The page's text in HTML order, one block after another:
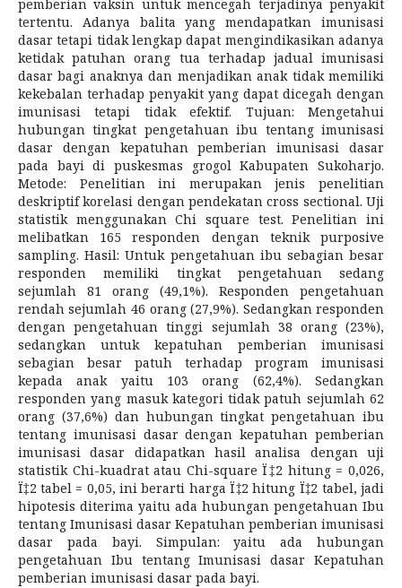
pemberian vaksin untuk mencegah terjadinya penyakit
tertentu. Adanya balita yang mendapatkan imunisasi
dasar tetapi tidak lengkap dapat mengindikasikan adanya
ketidak patuhan orang tua terhadap jadual imunisasi
dasar bagi anaknya dan menjadikan anak tidak memiliki
kekebalan terhadap penyakit yang dapat dicegah dengan
imunisasi tetapi tidak efektif. Tujuan: Mengetahui
hubungan tingkat pengetahuan ibu tentang imunisasi
dasar dengan kepatuhan pemberian imunisasi dasar
pada bayi di puskesmas grogol Kabupaten Sukoharjo.
Metode: Penelitian ini merupakan jenis penelitian
deskriptif korelasi dengan pendekatan cross sectional. Uji
statistik menggunakan Chi square test. Penelitian ini
melibatkan 165 responden dengan teknik purposive
sampling. Hasil: Untuk pengetahuan ibu sebagian besar
responden memiliki tingkat pengetahuan sedang
sejumlah 81 orang (49,1%). Responden pengetahuan
rendah sejumlah 46 orang (27,9%). Sedangkan responden
dengan pengetahuan tinggi sejumlah 38 orang (23%),
sedangkan untuk kepatuhan pemberian imunisasi
sebagian besar patuh terhadap program imunisasi
kepada anak yaitu 103 orang (62,4%). Sedangkan
responden yang masuk kategori tidak patuh sejumlah 62
orang (37,6%) dan hubungan tingkat pengetahuan ibu
tentang imunisasi dasar dengan kepatuhan pemberian
imunisasi dasar didapatkan hasil analisa dengan uji
statistik Chi-kuadrat atau Chi-square Ï‡2 hitung = 0,026,
Ï‡2 tabel = 0,05, ini berarti harga Ï‡2 hitung Ï‡2 tabel, jadi
hipotesis diterima yaitu ada hubungan pengetahuan Ibu
tentang Imunisasi dasar Kepatuhan pemberian imunisasi
dasar pada bayi. Simpulan: yaitu ada hubungan
pengetahuan Ibu tentang Imunisasi dasar Kepatuhan
pemberian imunisasi dasar pada bayi.